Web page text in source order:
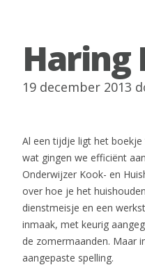
Haring
19 december 2013
Al een tijdje ligt het boekje
wat gingen we efficiënt
Onderwijzer Kook- en
over hoe je het
dienstmeisje en een
inmaak, met keurig
de zomermaanden. Maar
aangepaste spelling.